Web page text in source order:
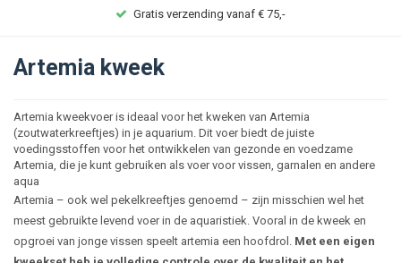
Achteraf betalen
Artemia kweek
Artemia kweekvoer is ideaal voor het kweken van Artemia
(zoutwaterkreeftjes) in je aquarium. Dit voer biedt de juiste
voedingsstoffen voor het ontwikkelen van gezonde en voedzame
Artemia, die je kunt gebruiken als voer voor vissen, garnalen en andere
aqua
Artemia – ook wel pekelkreeftjes genoemd – zijn misschien wel het
meest gebruikte levend voer in de aquaristiek. Vooral in de kweek en
opgroei van jonge vissen speelt artemia een hoofdrol. Met een eigen